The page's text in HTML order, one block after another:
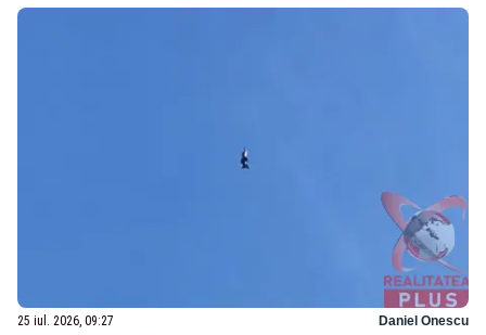
25 iul. 2026, 09:27 Daniel Onescu